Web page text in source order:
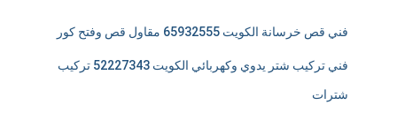
فني قص خرسانة الكويت 65932555 مقاول قص وفتح كور
فني تركيب شتر يدوي وكهربائي الكويت 52227343 تركيب
شترات